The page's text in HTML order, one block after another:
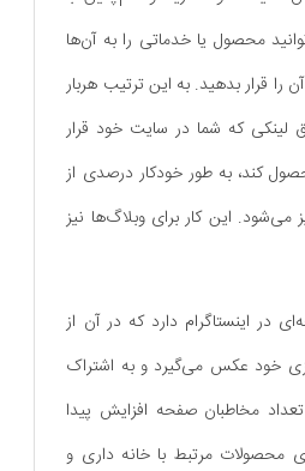
محصول یا خدماتی را به آن‌‌ها
را قرار بدهید. به این ترتیب هربار
لینکی که شما در سایت خود قرار
کند، به طور خودکار درصدی از
این کار برای وبلاگ‌ها نیز
در اینستاگرام دارد که در آن از
خود عکس می‌گیرد و به اشتراک
مخاطبان صفحه افزایش پیدا
محصولات مرتبط با خانه داری و